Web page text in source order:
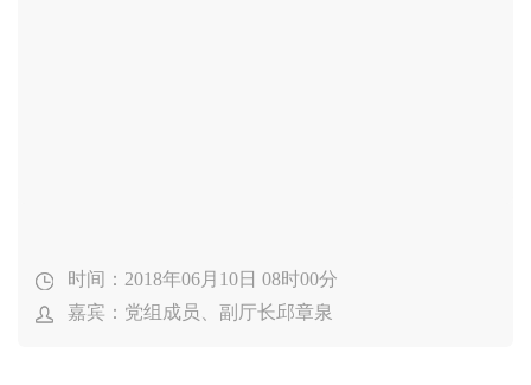
时间：2018年06月10日 08时00分
嘉宾：党组成员、副厅长邱章泉